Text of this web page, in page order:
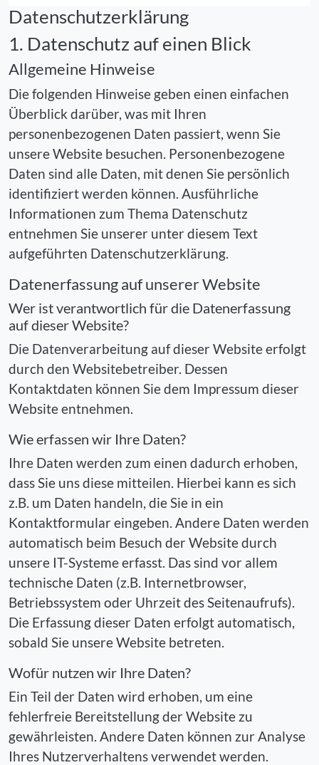
Datenschutzerklärung
1. Datenschutz auf einen Blick
Allgemeine Hinweise
Die folgenden Hinweise geben einen einfachen
Überblick darüber, was mit Ihren
personenbezogenen Daten passiert, wenn Sie
unsere Website besuchen. Personenbezogene
Daten sind alle Daten, mit denen Sie persönlich
identifiziert werden können. Ausführliche
Informationen zum Thema Datenschutz
entnehmen Sie unserer unter diesem Text
aufgeführten Datenschutzerklärung.
Datenerfassung auf unserer Website
Wer ist verantwortlich für die Datenerfassung
auf dieser Website?
Die Datenverarbeitung auf dieser Website erfolgt
durch den Websitebetreiber. Dessen
Kontaktdaten können Sie dem Impressum dieser
Website entnehmen.
Wie erfassen wir Ihre Daten?
Ihre Daten werden zum einen dadurch erhoben,
dass Sie uns diese mitteilen. Hierbei kann es sich
z.B. um Daten handeln, die Sie in ein
Kontaktformular eingeben. Andere Daten werden
automatisch beim Besuch der Website durch
unsere IT-Systeme erfasst. Das sind vor allem
technische Daten (z.B. Internetbrowser,
Betriebssystem oder Uhrzeit des Seitenaufrufs).
Die Erfassung dieser Daten erfolgt automatisch,
sobald Sie unsere Website betreten.
Wofür nutzen wir Ihre Daten?
Ein Teil der Daten wird erhoben, um eine
fehlerfreie Bereitstellung der Website zu
gewährleisten. Andere Daten können zur Analyse
Ihres Nutzerverhaltens verwendet werden.